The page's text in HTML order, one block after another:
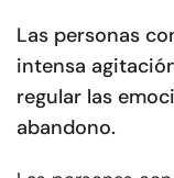
Las personas
intensa
regular las
abandono.